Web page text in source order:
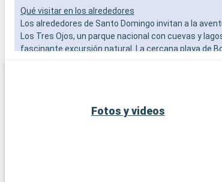
Qué visitar en los alrededores
Los alrededores de Santo Domingo invitan a la
Los Tres Ojos, un parque nacional con cuevas y
fascinante excursión natural. La cercana playa de
afueras de la ciudad.Fotos y videos